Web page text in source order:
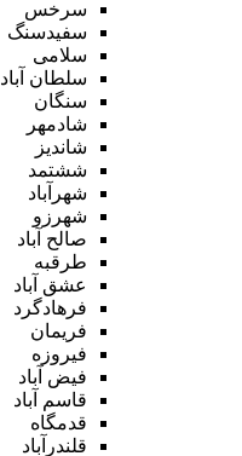
سرخس
سفیدسنگ
سلامی
سلطان آباد
سنگان
شادمهر
شاندیز
ششتمد
شهرآباد
شهرزو
صالح آباد
طرقبه
عشق آباد
فرهادگرد
فریمان
فیروزه
فیض آباد
قاسم آباد
قدمگاه
قلندرآباد